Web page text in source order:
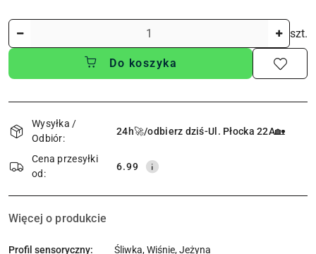
szt.
Do koszyka
Dostępność
i
dostawa
Wysyłka /
Odbiór:
24h🚀/odbierz dziś-Ul. Płocka 22A🏡
Cena przesyłki
od:
6.99
Więcej o produkcie
Profil sensoryczny: Śliwka, Wiśnie, Jeżyna